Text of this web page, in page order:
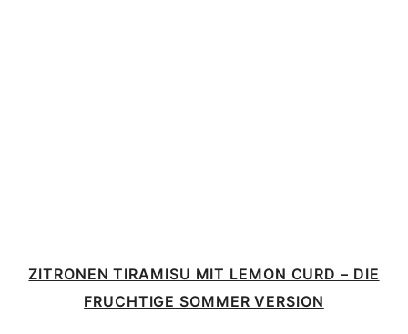
ZITRONEN TIRAMISU MIT LEMON CURD – DIE
FRUCHTIGE SOMMER VERSION